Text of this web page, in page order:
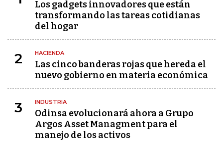
Los gadgets innovadores que están
transformando las tareas cotidianas
del hogar
2 HACIENDA
Las cinco banderas rojas que hereda el
nuevo gobierno en materia económica
3 INDUSTRIA
Odinsa evolucionará ahora a Grupo
Argos Asset Managment para el
manejo de los activos